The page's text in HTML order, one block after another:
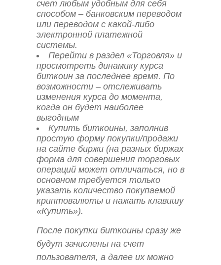
счет любым удобным для себя
способом – банковским переводом
или переводом с какой-либо
электронной платежной
системы.
Перейти в раздел «Торговля» и
просмотреть динамику курса
биткоин за последнее время. По
возможности – отслеживать
изменения курса до момента,
когда он будет наиболее
выгодным
Купить биткоины, заполнив
простую форму покупки/продажи
на сайте биржи (на разных биржах
форма для совершения торговых
операций может отличаться, но в
основном требуется только
указать количество покупаемой
криптовалюты и нажать клавишу
«Купить»).
После покупки биткоины сразу же
будут зачислены на счет
пользователя, а далее их можно